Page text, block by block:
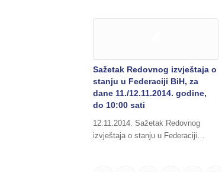
Sažetak Redovnog izvještaja o
stanju u Federaciji BiH, za
dane 11./12.11.2014. godine,
do 10:00 sati
12.11.2014. Sažetak Redovnog
izvještaja o stanju u Federaciji…